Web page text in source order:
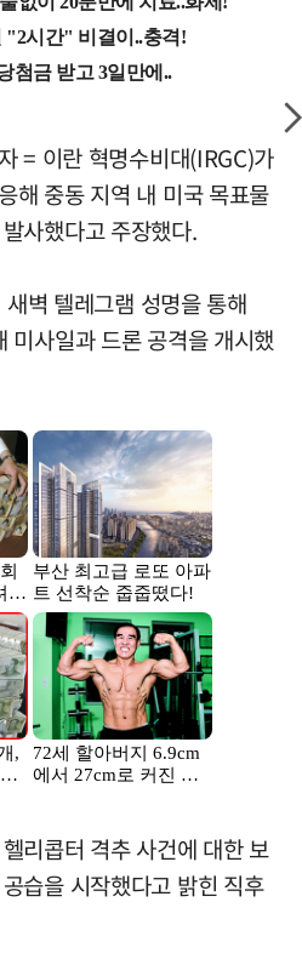
= 이란 혁명수비대(IRGC)가
해 중동 지역 내 미국 목표물
사했다고 주장했다.
벽 텔레그램 성명을 통해
미사일과 드론 공격을 개시했
리콥터 격추 사건에 대한 보
습을 시작했다고 밝힌 직후